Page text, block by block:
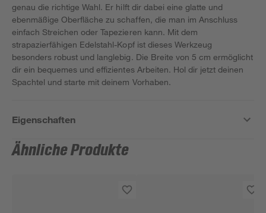
genau die richtige Wahl. Er hilft dir dabei eine glatte und
ebenmäßige Oberfläche zu schaffen, die man im Anschluss
einfach Streichen oder Tapezieren kann. Mit dem
strapazierfähigen Edelstahl-Kopf ist dieses Werkzeug
besonders robust und langlebig. Die Breite von 5 cm ermöglicht
dir ein bequemes und effizientes Arbeiten. Hol dir jetzt deinen
Spachtel und starte mit deinem Vorhaben.
Eigenschaften
Ähnliche Produkte